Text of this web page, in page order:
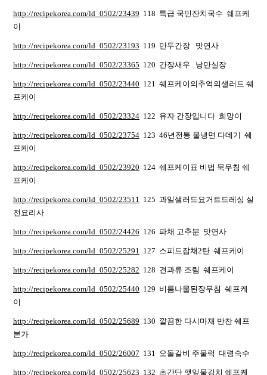
http://recipekorea.com/ld_0502/23439 118 특급 국민잔치국수 쉐프케
이
http://recipekorea.com/ld_0502/23193 119 만두간장 맛연사
http://recipekorea.com/ld_0502/23365 120 간장새우 낭만실장
http://recipekorea.com/ld_0502/23440 121 쉐프케이의추억의샐러드 쉐
프케이
http://recipekorea.com/ld_0502/23324 122 유자 간장입니다 희망이
http://recipekorea.com/ld_0502/23754 123 46년전통 물냉면 다데기 쉐
프케이
http://recipekorea.com/ld_0502/23920 124 쉐프케이표 비법 묵무침 쉐
프케이
http://recipekorea.com/ld_0502/23511 125 과일샐러드요거트드레싱 실
전요리사
http://recipekorea.com/ld_0502/24426 126 파채 고추분 맛연사
http://recipekorea.com/ld_0502/25291 127 스피드잡채2탄 쉐프케이
http://recipekorea.com/ld_0502/25282 128 견과류 조림 쉐프케이
http://recipekorea.com/ld_0502/25440 129 비름나물된장무침 쉐프케
이
http://recipekorea.com/ld_0502/25689 130 깔끔한 다시마채 반찬 쉐프
본가
http://recipekorea.com/ld_0502/26007 131 오돌갈비 주물럭 대령숙수
http://recipekorea.com/ld_0502/25623 132 초간단 깻잎물김치 쉐프케